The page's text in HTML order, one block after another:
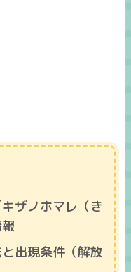
ザノホマレ（き
出現条件（解放